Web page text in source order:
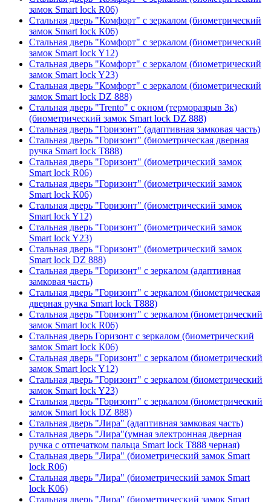
замок Smart lock R06)
Стальная дверь "Комфорт" с зеркалом (биометрический
замок Smart lock К06)
Стальная дверь "Комфорт" с зеркалом (биометрический
замок Smart lock Y12)
Стальная дверь "Комфорт" с зеркалом (биометрический
замок Smart lock Y23)
Стальная дверь "Комфорт" с зеркалом (биометрический
замок Smart lock DZ 888)
Стальная дверь "Trento" с окном (терморазрыв 3к)
(биометрический замок Smart lock DZ 888)
Стальная дверь "Горизонт" (адаптивная замковая часть)
Стальная дверь "Горизонт" (биометрическая дверная
ручка Smart lock T888)
Стальная дверь "Горизонт" (биометрический замок
Smart lock R06)
Стальная дверь "Горизонт" (биометрический замок
Smart lock К06)
Стальная дверь "Горизонт" (биометрический замок
Smart lock Y12)
Стальная дверь "Горизонт" (биометрический замок
Smart lock Y23)
Стальная дверь "Горизонт" (биометрический замок
Smart lock DZ 888)
Стальная дверь "Горизонт" с зеркалом (адаптивная
замковая часть)
Стальная дверь "Горизонт" с зеркалом (биометрическая
дверная ручка Smart lock T888)
Стальная дверь "Горизонт" с зеркалом (биометрический
замок Smart lock R06)
Стальная дверь Горизонт с зеркалом (биометрический
замок Smart lock К06)
Стальная дверь "Горизонт" с зеркалом (биометрический
замок Smart lock Y12)
Стальная дверь "Горизонт" с зеркалом (биометрический
замок Smart lock Y23)
Стальная дверь "Горизонт" с зеркалом (биометрический
замок Smart lock DZ 888)
Стальная дверь "Лира" (адаптивная замковая часть)
Стальная дверь "Лира"(умная электронная дверная
ручка с отпечатком пальца Smart lock T888 черная)
Стальная дверь "Лира" (биометрический замок Smart
lock R06)
Стальная дверь "Лира" (биометрический замок Smart
lock K06)
Стальная дверь "Лира" (биометрический замок Smart